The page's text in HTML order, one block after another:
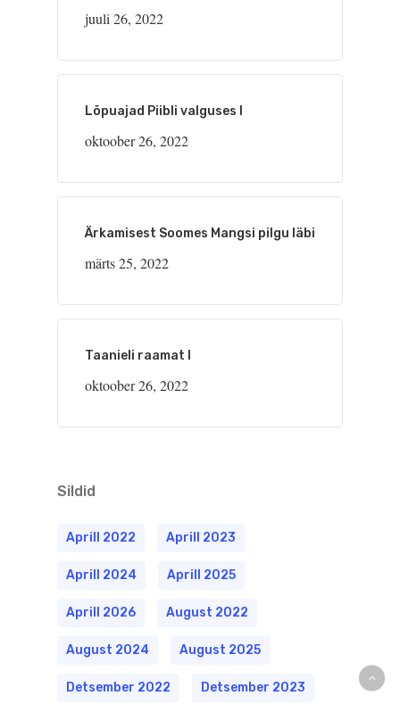
juuli 26, 2022
Lõpuajad Piibli valguses I
oktoober 26, 2022
Ärkamisest Soomes Mangsi pilgu läbi
märts 25, 2022
Taanieli raamat I
oktoober 26, 2022
Sildid
Aprill 2022 Aprill 2023
Aprill 2024 Aprill 2025
Aprill 2026 August 2022
August 2024 August 2025
Detsember 2022 Detsember 2023